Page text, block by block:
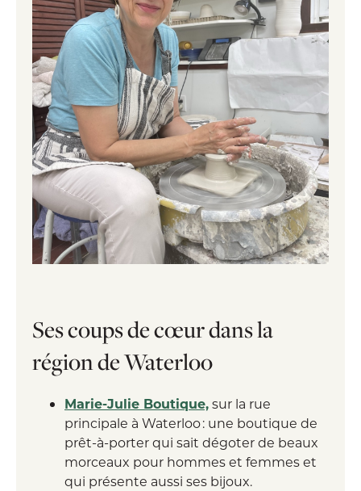
Ses coups de cœur dans la
région de Waterloo
Marie-Julie Boutique,sur la rue
principale à Waterloo : une boutique de
prêt-à-porter qui sait dégoter de beaux
morceaux pour hommes et femmes et
qui présente aussi ses bijoux.